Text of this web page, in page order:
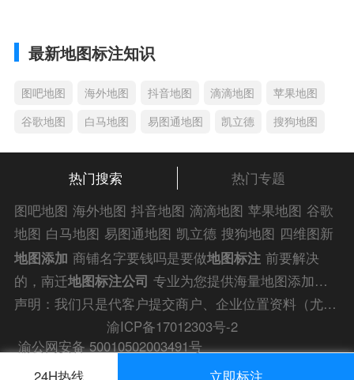
最新地图标注知识
图吧地图 海外地图 抖音地图 滴滴地图
苹果地图
谷歌地图
白马地图 易图通地图 凯立德 搜狗地图
热门搜索
热门专题
图吧地图 海外地图 抖音地图 滴滴地图 苹果地图 谷歌
地图 白马地图 易图通地图 凯立德 搜狗地图 四维图新
地图 车载地图 导航地图 手机地图 搜搜地图 好搜地图
老虎地图 电子地图 卫星地图 美团地图 大众点评地图
苹果 导航犬 老虎
地图添加 商铺名字要钱吗是要做地图标注 前要解决
的，南迁地图标注公司 专业为您提供海量地图添加商
铺名字要钱吗解答信息，为您的企业商户、门店地图标
声明：我们只是代客户提交商户、企业位置资料（尤其是不会操作觉得繁琐的客户），不是地图标注平台方。所提供服务为商业有偿帮助咨询人工服务费，全程都是人工提交资料，自身并不能对第三方网站的原始内容进行编辑，请知悉。
渝ICP备17012303号-2
渝公网安备 50010502003491号